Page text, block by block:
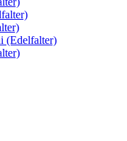
(Edelfalter)